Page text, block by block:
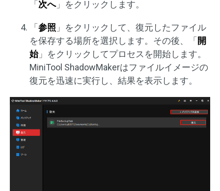
「次へ」をクリックします。
「参照 」をクリックして、復元したファイル
を保存する場所を選択します。その後、「開
始」をクリックしてプロセスを開始します。
MiniTool ShadowMakerはファイルイメージの
復元を迅速に実行し、結果を表示します。